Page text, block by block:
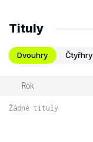
Tituly
Dvouhry Čtyřhry
Rok
Žádné tituly